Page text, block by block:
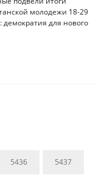
молодежи 18-29
для нового
5436 5437